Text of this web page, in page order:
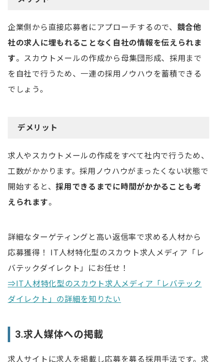
企業側から直接応募者にアプローチするので、 競合他
社の求人に埋もれることなく自社の情報を伝えられま
す。スカウトメールの作成から母集団形成、採用まで
を自社で行うため、一連の採用ノウハウを蓄積できる
でしょう。
デメリット
求人やスカウトメールの作成をすべて社内で行うため、
工数がかかります。採用ノウハウがまったくない状態で
開始すると、採用できるまでに時間がかかることも考
えられます。
詳細なターゲティングと高い返信率で求める人材から
応募獲得！ IT人材特化型のスカウト求人メディア「レ
バテックダイレクト」にお任せ！
⇒IT人材特化型のスカウト求人メディア「レバテック
ダイレクト」の詳細を知りたい
3.求人媒体への掲載
求人サイトに求人を掲載し応募を募る採用手法です。求